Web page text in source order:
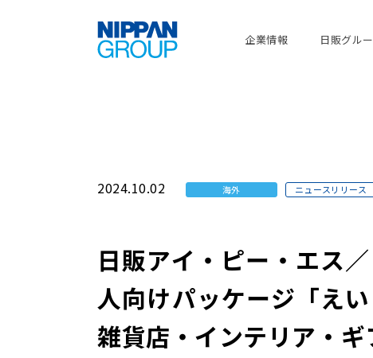
企業情報 日販グル
2024.10.02 海外 ニュースリリース
日販アイ・ピー・エス
人向けパッケージ「え
雑貨店・インテリア・